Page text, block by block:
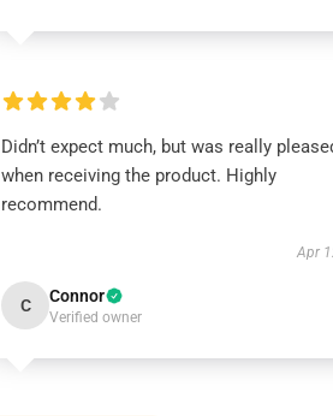
Didn’t expect much, but was really
when receiving the product. Highly
recommend.
Apr
C Connor
Verified owner